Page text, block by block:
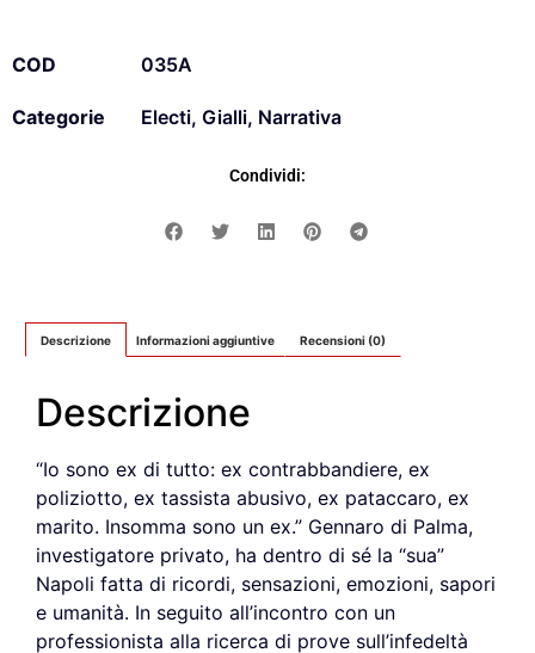
COD 035A
Categorie Electi, Gialli, Narrativa
Condividi:
Descrizione Informazioni aggiuntive Recensioni (0)
Descrizione
“Io sono ex di tutto: ex contrabbandiere, ex
poliziotto, ex tassista abusivo, ex pataccaro, ex
marito. Insomma sono un ex.” Gennaro di Palma,
investigatore privato, ha dentro di sé la “sua”
Napoli fatta di ricordi, sensazioni, emozioni, sapori
e umanità. In seguito all’incontro con un
professionista alla ricerca di prove sull’infedeltà